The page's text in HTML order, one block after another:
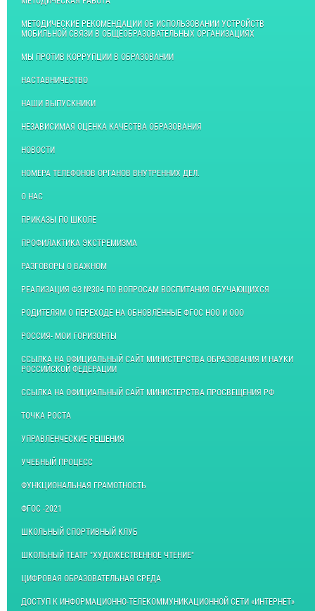
МЕТОДИЧЕСКИЕ РЕКОМЕНДАЦИИ ОБ ИСПОЛЬЗОВАНИИ УСТРОЙСТВ
МОБИЛЬНОЙ СВЯЗИ В ОБЩЕОБРАЗОВАТЕЛЬНЫХ ОРГАНИЗАЦИЯХ
МЫ ПРОТИВ КОРРУПЦИИ В ОБРАЗОВАНИИ
НАСТАВНИЧЕСТВО
НАШИ ВЫПУСКНИКИ
НЕЗАВИСИМАЯ ОЦЕНКА КАЧЕСТВА ОБРАЗОВАНИЯ
НОВОСТИ
НОМЕРА ТЕЛЕФОНОВ ОРГАНОВ ВНУТРЕННИХ ДЕЛ.
О НАС
ПРИКАЗЫ ПО ШКОЛЕ
ПРОФИЛАКТИКА ЭКСТРЕМИЗМА
РАЗГОВОРЫ О ВАЖНОМ
РЕАЛИЗАЦИЯ ФЗ №304 ПО ВОПРОСАМ ВОСПИТАНИЯ ОБУЧАЮЩИХСЯ
РОДИТЕЛЯМ О ПЕРЕХОДЕ НА ОБНОВЛЁННЫЕ ФГОС НОО И ООО
РОССИЯ- МОИ ГОРИЗОНТЫ
ССЫЛКА НА ОФИЦИАЛЬНЫЙ САЙТ МИНИСТЕРСТВА ОБРАЗОВАНИЯ И НАУКИ
РОССИЙСКОЙ ФЕДЕРАЦИИ
ССЫЛКА НА ОФИЦИАЛЬНЫЙ САЙТ МИНИСТЕРСТВА ПРОСВЕЩЕНИЯ РФ
ТОЧКА РОСТА
УПРАВЛЕНЧЕСКИЕ РЕШЕНИЯ
УЧЕБНЫЙ ПРОЦЕСС
ФУНКЦИОНАЛЬНАЯ ГРАМОТНОСТЬ
ФГОС -2021
ШКОЛЬНЫЙ СПОРТИВНЫЙ КЛУБ
ШКОЛЬНЫЙ ТЕАТР "ХУДОЖЕСТВЕННОЕ ЧТЕНИЕ"
ЦИФРОВАЯ ОБРАЗОВАТЕЛЬНАЯ СРЕДА
ДОСТУП К ИНФОРМАЦИОННО-ТЕЛЕКОММУНИКАЦИОННОЙ СЕТИ «ИНТЕРНЕТ»